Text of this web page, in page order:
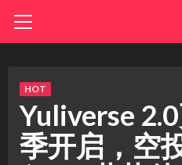
Menu
HOT
Yuliverse
季开启，空